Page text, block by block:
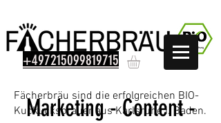
+497215099819715
Marketing - Content -
Fächerbräu sind die erfolgreichen BIO-
Kuckucksbrauer aus Karlsruhe i. Baden.